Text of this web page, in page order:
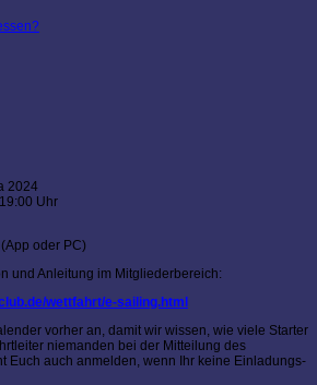
2024
Uhr
oder PC)
und Anleitung im Mitgliederbereich:
wettfahrt/e-sailing.html
vorher an, damit wir wissen, wie viele Starter
niemanden bei der Mitteilung des
Euch auch anmelden, wenn Ihr keine Einladungs-